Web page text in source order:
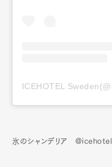
氷のシャンデリア